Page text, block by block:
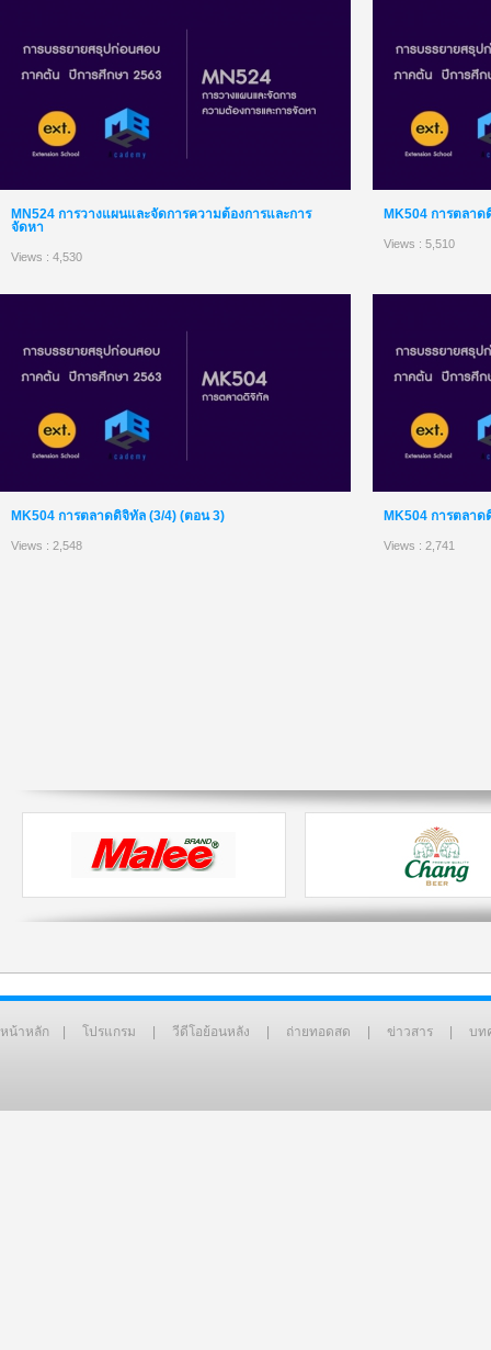
MN524 การวางแผนและจัดการความต้องการและการ
จัดหา
Views : 4,530
MK504 การตลา
Views : 5,510
MK504 การตลาดดิจิทัล (3/4) (ตอน 3)
Views : 2,548
MK504 การตลา
Views : 2,741
หน้าหลัก โปรแกรม วีดีโอย้อนหลัง ถ่ายทอดสด ข่าวสาร บท